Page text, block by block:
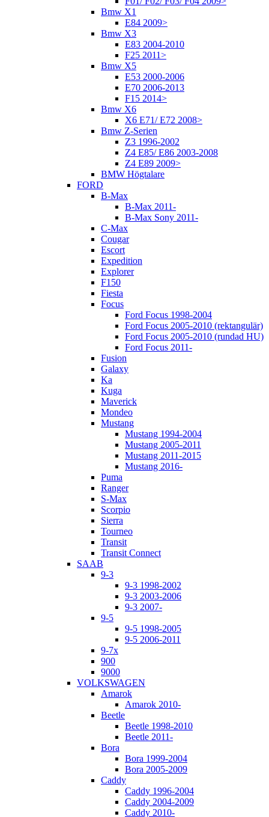
Bmw X1
E84 2009>
Bmw X3
E83 2004-2010
F25 2011>
Bmw X5
E53 2000-2006
E70 2006-2013
F15 2014>
Bmw X6
X6 E71/ E72 2008>
Bmw Z-Serien
Z3 1996-2002
Z4 E85/ E86 2003-2008
Z4 E89 2009>
BMW Högtalare
FORD
B-Max
B-Max 2011-
B-Max Sony 2011-
C-Max
Cougar
Escort
Expedition
Explorer
F150
Fiesta
Focus
Ford Focus 1998-2004
Ford Focus 2005-2010 (rektangulär)
Ford Focus 2005-2010 (rundad HU)
Ford Focus 2011-
Fusion
Galaxy
Ka
Kuga
Maverick
Mondeo
Mustang
Mustang 1994-2004
Mustang 2005-2011
Mustang 2011-2015
Mustang 2016-
Puma
Ranger
S-Max
Scorpio
Sierra
Tourneo
Transit
Transit Connect
SAAB
9-3
9-3 1998-2002
9-3 2003-2006
9-3 2007-
9-5
9-5 1998-2005
9-5 2006-2011
9-7x
900
9000
VOLKSWAGEN
Amarok
Amarok 2010-
Beetle
Beetle 1998-2010
Beetle 2011-
Bora
Bora 1999-2004
Bora 2005-2009
Caddy
Caddy 1996-2004
Caddy 2004-2009
Caddy 2010-